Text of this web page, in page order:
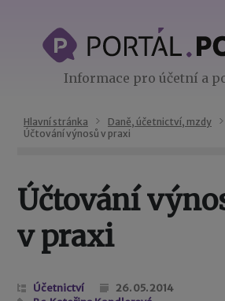
Informace pro účetní a
Hlavní stránka Daně, účetnictví, mzdy
Účtování výnosů v praxi
Účtování
v praxi
Účetnictví
26. 05. 2014